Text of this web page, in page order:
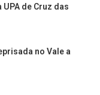
UPA de Cruz das
no Vale a